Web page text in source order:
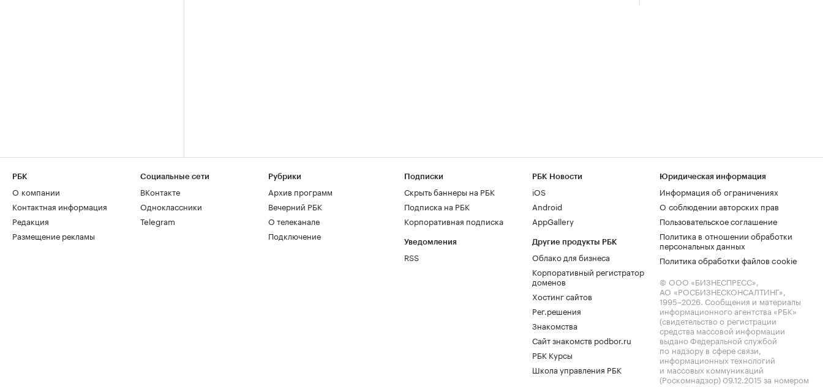
РБК
О компании
Контактная информация
Редакция
Размещение рекламы
Социальные сети
ВКонтакте
Одноклассники
Telegram
Рубрики
Архив программ
Вечерний РБК
О телеканале
Подключение
Подписки
Скрыть баннеры на РБК
Подписка на РБК
Корпоративная подписка
Уведомления
RSS
РБК Новости
iOS
Android
AppGallery
Другие продукты РБК
Облако для бизнеса
Корпоративный регистратор
доменов
Хостинг сайтов
Рег.решения
Знакомства
Сайт знакомств podbor.ru
РБК Курсы
Школа управления РБК
Юридическая информация
Информация об ограничениях
О соблюдении авторских прав
Пользовательское соглашение
Политика в отношении обработки
персональных данных
Политика обработки файлов cookie
© ООО «БИЗНЕСПРЕСС»,
АО «РОСБИЗНЕСКОНСАЛТИНГ»,
1995–2026. Сообщения и материалы
информационного агентства «РБК»
(свидетельство о регистрации
средства массовой информации
выдано Федеральной службой
по надзору в сфере связи,
информационных технологий
и массовых коммуникаций
(Роскомнадзор) 09.12.2015 за номером